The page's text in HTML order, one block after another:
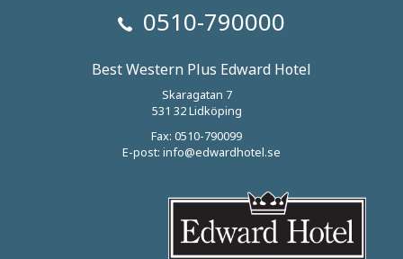
0510-790000
Best Western Plus Edward Hotel
Skaragatan 7
531 32 Lidköping
Fax: 0510-790099
E-post: info@edwardhotel.se